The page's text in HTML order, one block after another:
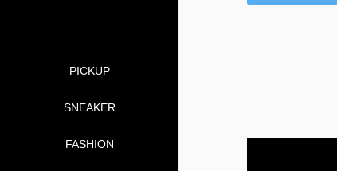
PICKUP
SNEAKER
FASHION